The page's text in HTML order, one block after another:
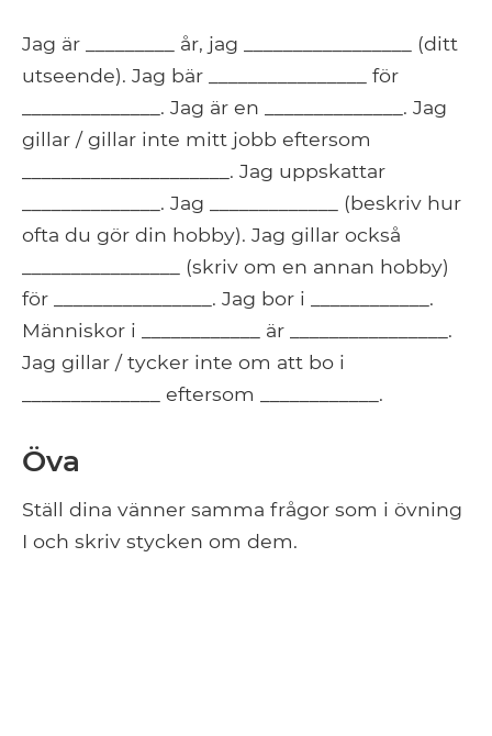
Jag är _________ år, jag _________________ (ditt
utseende). Jag bär ________________ för
______________. Jag är en ______________. Jag
gillar / gillar inte mitt jobb eftersom
_____________________. Jag uppskattar
______________. Jag _____________ (beskriv hur
ofta du gör din hobby). Jag gillar också
________________ (skriv om en annan hobby)
för ________________. Jag bor i ____________.
Människor i ____________ är ________________.
Jag gillar / tycker inte om att bo i
______________ eftersom ____________.
Öva
Ställ dina vänner samma frågor som i övning
I och skriv stycken om dem.